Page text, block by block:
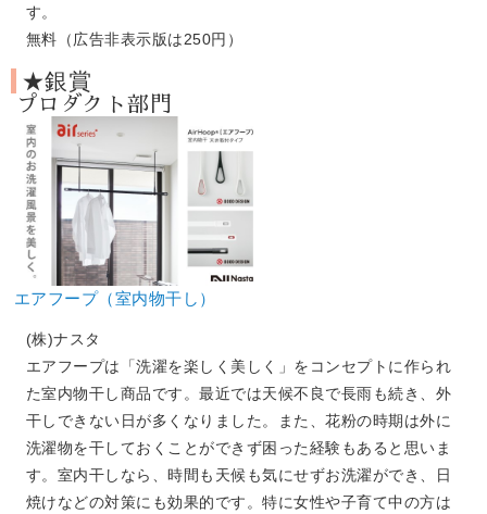
す。
無料（広告非表示版は250円）
★銀賞
プロダクト部門
エアフープ（室内物干し）
(株)ナスタ
エアフープは「洗濯を楽しく美しく」をコンセプトに作られ
た室内物干し商品です。最近では天候不良で長雨も続き、外
干しできない日が多くなりました。また、花粉の時期は外に
洗濯物を干しておくことができず困った経験もあると思いま
す。室内干しなら、時間も天候も気にせずお洗濯ができ、日
焼けなどの対策にも効果的です。特に女性や子育て中の方は